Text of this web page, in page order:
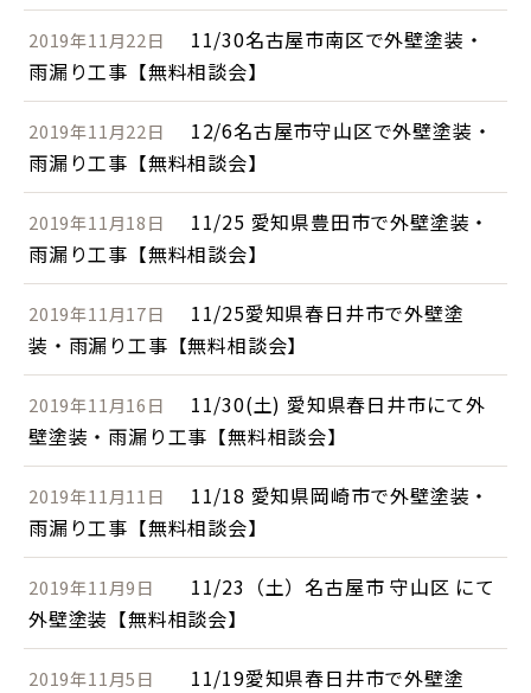
2019年11月22日
11/30名古屋市南区で外壁塗装・
雨漏り工事【無料相談会】
2019年11月22日
12/6名古屋市守山区で外壁塗装・
雨漏り工事【無料相談会】
2019年11月18日
11/25 愛知県豊田市で外壁塗装・
雨漏り工事【無料相談会】
2019年11月17日
11/25愛知県春日井市で外壁塗
装・雨漏り工事【無料相談会】
2019年11月16日
11/30(土) 愛知県春日井市にて外
壁塗装・雨漏り工事【無料相談会】
2019年11月11日
11/18 愛知県岡崎市で外壁塗装・
雨漏り工事【無料相談会】
2019年11月9日
11/23（土）名古屋市 守山区 にて
外壁塗装【無料相談会】
2019年11月5日
11/19愛知県春日井市で外壁塗